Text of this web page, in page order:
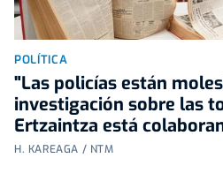
POLÍTICA
"Las policías están
investigación sobre las
Ertzaintza está
H. KAREAGA / NTM